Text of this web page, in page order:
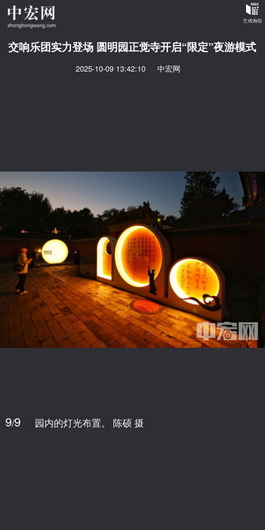
交响乐团实力登场 圆明园正觉寺开启“限定”夜游模式
2025-10-09 13:42:10 中宏网
9/9 园内的灯光布置。 陈硕 摄